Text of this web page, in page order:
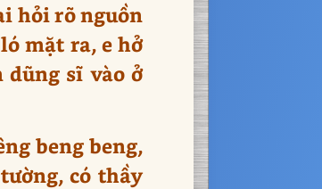
hỏi rõ nguồn
mặt ra, e hở
dũng sĩ vào ở
beng beng,
có thầy